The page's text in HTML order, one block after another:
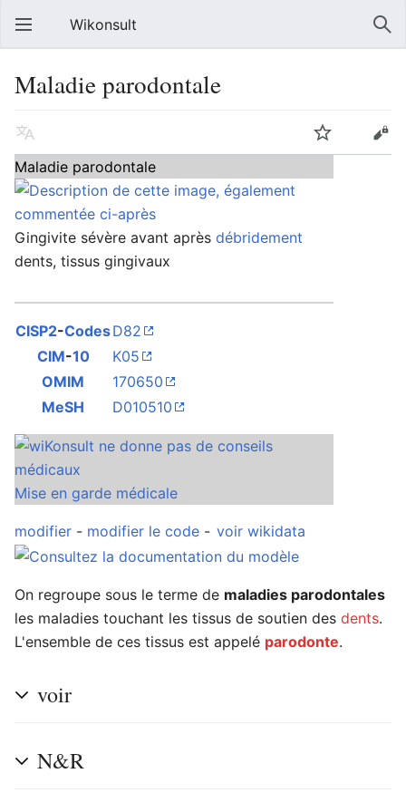
Ouvrir le menu principal
Wikonsult
Maladie parodontale
Lire Suivre
Maladie parodontale
Gingivite sévère avant après débridement
dents, tissus gingivaux
CISP2-CodesD82
CIM-10
K05
OMIM
170650
MeSH
D010510
Mise en garde médicale
modifier - modifier le code - voir wikidata
On regroupe sous le terme de maladies parodontales
les maladies touchant les tissus de soutien des dents.
L'ensemble de ces tissus est appelé parodonte.
voir
N&R